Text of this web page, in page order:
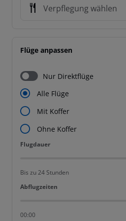
Verpflegung wählen
Flüge anpassen
Nur Direktflüge
Alle Flüge
Mit Koffer
Ohne Koffer
Flugdauer
Flugdauer
Bis zu 24 Stunden
Abflugzeiten
Abflugzeiten
00:00